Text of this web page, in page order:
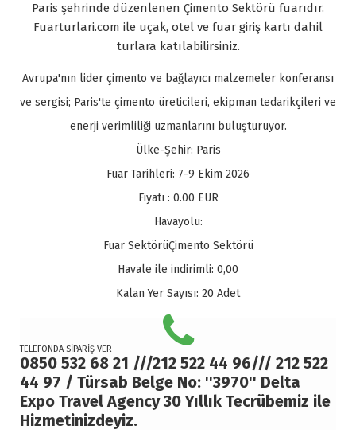
Paris şehrinde düzenlenen Çimento Sektörü fuarıdır.
Fuarturlari.com ile uçak, otel ve fuar giriş kartı dahil
turlara katılabilirsiniz.
Avrupa'nın lider çimento ve bağlayıcı malzemeler konferansı
ve sergisi; Paris'te çimento üreticileri, ekipman tedarikçileri ve
enerji verimliliği uzmanlarını buluşturuyor.
Ülke-Şehir: Paris
Fuar Tarihleri: 7-9 Ekim 2026
Fiyatı : 0.00 EUR
Havayolu:
Fuar SektörüÇimento Sektörü
Havale ile indirimli: 0,00
Kalan Yer Sayısı: 20 Adet
TELEFONDA SİPARİŞ VER
0850 532 68 21 ///212 522 44 96/// 212 522
44 97 / Türsab Belge No: ''3970'' Delta
Expo Travel Agency 30 Yıllık Tecrübemiz ile
Hizmetinizdeyiz.